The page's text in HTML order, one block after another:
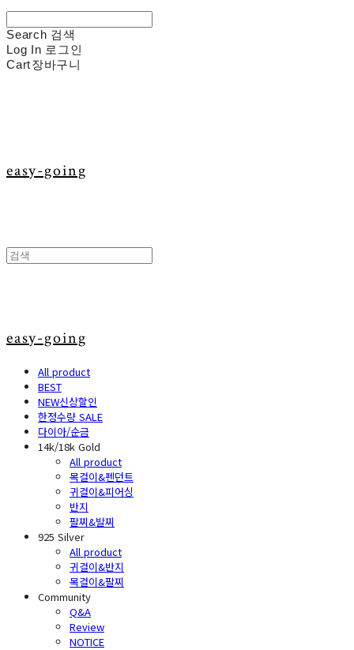
Search 검색
Log In 로그인
Cart장바구니
easy-going
easy-going
All product
BEST
NEW신상할인
한정수량 SALE
다이아/순금
14k/18k Gold
All product
목걸이&펜던트
귀걸이&피어싱
반지
팔찌&발찌
925 Silver
All product
귀걸이&반지
목걸이&팔찌
Community
Q&A
Review
NOTICE